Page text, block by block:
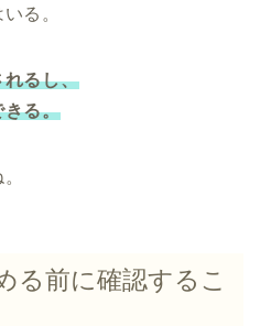
る。
れるし、
きる。
る前に確認するこ